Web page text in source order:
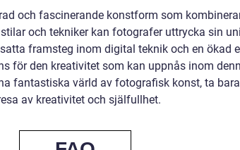
och fascinerande konstform som
och tekniker kan fotografer uttrycka sin
framsteg inom digital teknik och en ökad
för den kreativitet som kan uppnås inom
fantastiska värld av fotografisk konst, ta
av kreativitet och själfullhet.